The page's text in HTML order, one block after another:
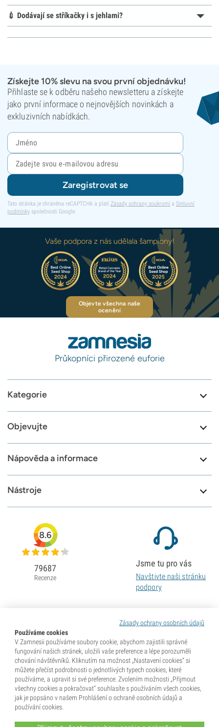
💉 Dodávají se stříkačky i s jehlami?
Získejte 10% slevu na svou první objednávku!
Přihlaste se k odběru našeho newsletteru a získejte
jako první informace o nejnovějších novinkách a
exkluzivních nabídkách.
Zaregistrovat se
Tato stránka je chráněna reCAPTCHA a platí Zásady ochrany soukromí a Smluvní
podmínky společnosti Google.
Vaše podpora z nás udělala šampiony!
Objevte všechna naše
ocenění
Průkopníci přirozené euforie
Kategorie
Objevujte
Nápověda a informace
Nástroje
Zásady ochrany osobních údajů
Používáme cookies
V Zamnesii používáme soubory cookie, abychom zajistili správné
fungování našich stránek, uložili vaše preference a lépe porozuměli
chování návštěvníků. Kliknutím na možnost „Nastavení cookies“ si
můžete přečíst podrobnosti o jednotlivých typech cookies, které
používáme, a upravit si své preference. Zvolením možnosti „Přijmout
všechny cookies a pokračovat“ souhlasíte s používáním všech cookies,
jak je popsáno v našem Prohlášení o ochraně osobních údajů a
používání cookies.
8.6
79687
Recenze
Jsme tu pro vás
Navštivte naši stránku
podpory